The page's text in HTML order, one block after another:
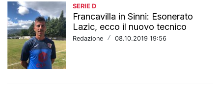
SERIE D
Francavilla in Sinni: Esonerato
Lazic, ecco il nuovo tecnico
Redazione / 08.10.2019 19:56